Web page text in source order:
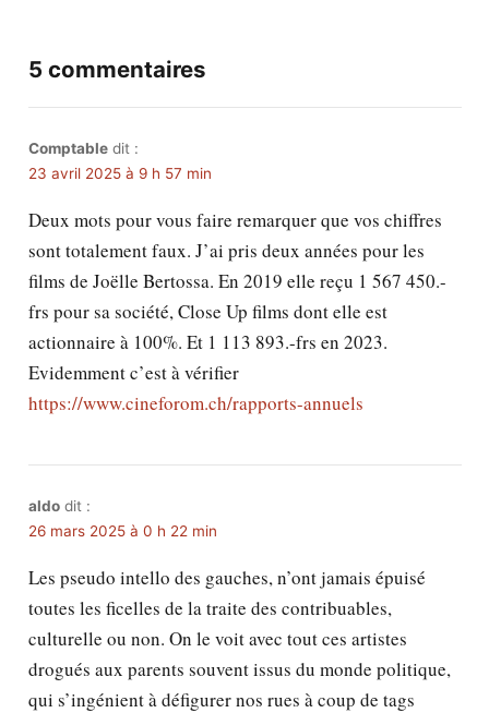
5 commentaires
Comptable dit :
23 avril 2025 à 9 h 57 min
Deux mots pour vous faire remarquer que vos chiffres
sont totalement faux. J’ai pris deux années pour les
films de Joëlle Bertossa. En 2019 elle reçu 1 567 450.-
frs pour sa société, Close Up films dont elle est
actionnaire à 100%. Et 1 113 893.-frs en 2023.
Evidemment c’est à vérifier
https://www.cineforom.ch/rapports-annuels
aldo dit :
26 mars 2025 à 0 h 22 min
Les pseudo intello des gauches, n’ont jamais épuisé
toutes les ficelles de la traite des contribuables,
culturelle ou non. On le voit avec tout ces artistes
drogués aux parents souvent issus du monde politique,
qui s’ingénient à défigurer nos rues à coup de tags